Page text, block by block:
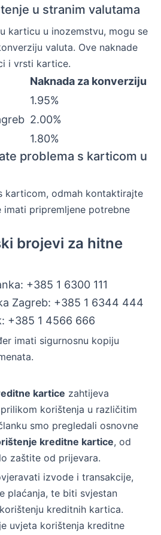
u stranim valutama
karticu u inozemstvu, mogu se
valuta. Ove naknade
i vrsti kartice.
Naknada za konverziju
1.95%
2.00%
1.80%
problema s karticom u
karticom, odmah kontaktirajte
imati pripremljene potrebne
brojevi za hitne
+385 1 6300 111
Zagreb: +385 1 6344 444
+385 1 4566 666
imati sigurnosnu kopiju
kartice zahtijeva
korištenja u različitim
smo pregledali osnovne
kreditne kartice, od
zaštite od prijevara.
izvode i transakcije,
plaćanja, te biti svjestan
kreditnih kartica.
uvjeta korištenja kreditne